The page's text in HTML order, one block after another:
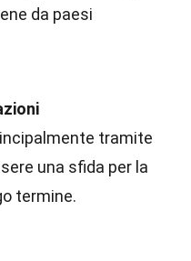
da paesi
tramite
una sfida per la
termine.